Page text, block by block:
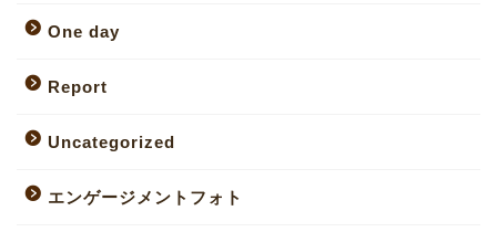
One day
Report
Uncategorized
エンゲージメントフォト